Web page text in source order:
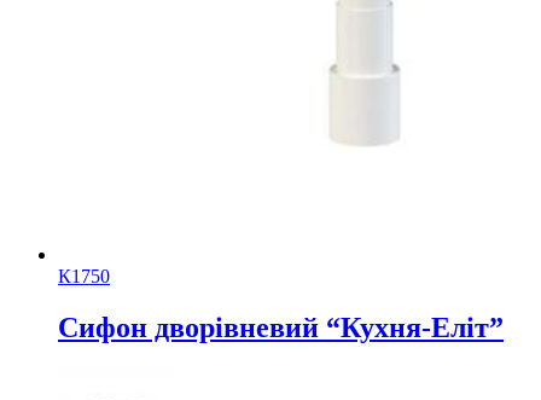
К1750
Сифон дворівневий “Кухня-Еліт”